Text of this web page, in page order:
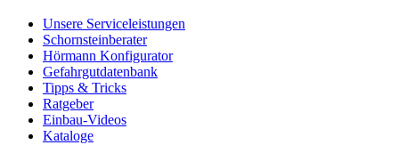
Unsere Serviceleistungen
Schornsteinberater
Hörmann Konfigurator
Gefahrgutdatenbank
Tipps & Tricks
Ratgeber
Einbau-Videos
Kataloge